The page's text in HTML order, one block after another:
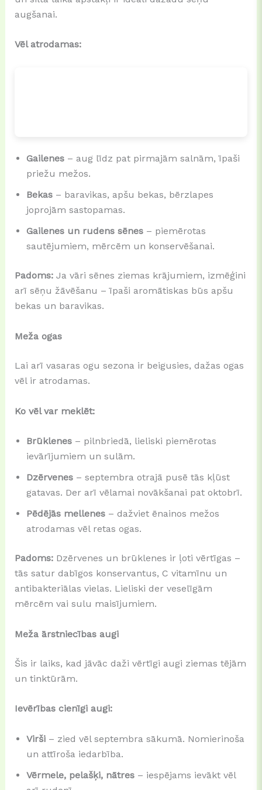
augšanai.
Vēl atrodamas:
Gailenes– aug līdz pat pirmajām salnām, īpaši
priežu mežos.
Bekas– baravikas, apšu bekas, bērzlapes
joprojām sastopamas.
Gailenes un rudens sēnes– piemērotas
sautējumiem, mērcēm un konservēšanai.
Padoms:Ja vāri sēnes ziemas krājumiem, izmēģini
arī sēņu žāvēšanu – īpaši aromātiskas būs apšu
bekas un baravikas.
Meža ogas
Lai arī vasaras ogu sezona ir beigusies, dažas ogas
vēl ir atrodamas.
Ko vēl var meklēt:
Brūklenes– pilnbriedā, lieliski piemērotas
ievārījumiem un sulām.
Dzērvenes– septembra otrajā pusē tās kļūst
gatavas. Der arī vēlamai novākšanai pat oktobrī.
Pēdējās mellenes– dažviet ēnainos mežos
atrodamas vēl retas ogas.
Padoms:Dzērvenes un brūklenes ir ļoti vērtīgas –
tās satur dabīgos konservantus, C vitamīnu un
antibakteriālas vielas. Lieliski der veselīgām
mērcēm vai sulu maisījumiem.
Meža ārstniecības augi
Šis ir laiks, kad jāvāc daži vērtīgi augi ziemas tējām
un tinktūrām.
Ievērības cienīgi augi:
Virši– zied vēl septembra sākumā. Nomierinoša
un attīroša iedarbība.
Vērmele, pelašķi, nātres– iespējams ievākt vēl